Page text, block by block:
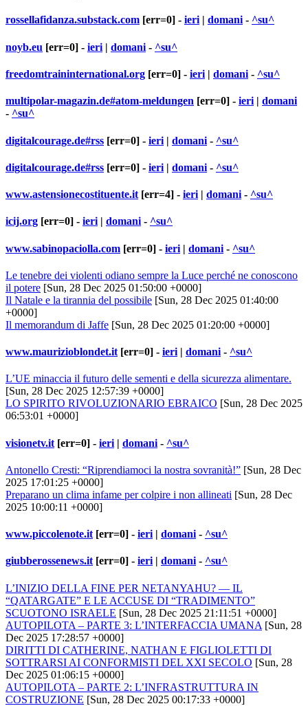
rossellafidanza.substack.com [err=0] - ieri| domani- ^su^
noyb.eu [err=0] - ieri | domani - ^su^
freedomtraininternational.org [err=0] - ieri | domani - ^su^
multipolar-magazin.de#atom-meldungen [err=0] - ieri | domani
- ^su^
digitalcourage.de#rss [err=0] - ieri | domani - ^su^
digitalcourage.de#rss [err=0] - ieri | domani - ^su^
www.astensionecostituente.it [err=4] - ieri | domani - ^su^
icij.org [err=0] - ieri | domani - ^su^
www.sabinopaciolla.com [err=0] - ieri | domani - ^su^
Le tenebre dei violenti odiano sempre la Luce perché ne conoscono
il potere [Sun, 28 Dec 2025 01:50:00 +0000]
Il Natale e la tirannia del possibile [Sun, 28 Dec 2025 01:40:00
+0000]
Il memorandum di Jaffe [Sun, 28 Dec 2025 01:20:00 +0000]
www.maurizioblondet.it [err=0] - ieri | domani - ^su^
L’UE minaccia il futuro delle sementi e della sicurezza alimentare.
[Sun, 28 Dec 2025 12:57:39 +0000]
LO SPIRITO RIVOLUZIONARIO EBRAICO [Sun, 28 Dec 2025
06:53:01 +0000]
visionetv.it [err=0] - ieri | domani - ^su^
Antonello Cresti: “Riprendiamoci la nostra sovranità!” [Sun, 28 Dec
2025 17:01:25 +0000]
Preparano un clima infame per colpire i non allineati [Sun, 28 Dec
2025 10:00:11 +0000]
www.piccolenote.it [err=0] - ieri | domani - ^su^
giubberossenews.it[err=0] - ieri| domani- ^su^
L’INIZIO DELLA FINE PER NETANYAHU? — IL
“QATARGATE” E LE ACCUSE DI “TRADIMENTO”
SCUOTONO ISRAELE [Sun, 28 Dec 2025 21:11:51 +0000]
AUTOPILOTA – PARTE 3: L’INTERFACCIA UMANA [Sun, 28
Dec 2025 17:28:57 +0000]
DIRITTI DI CATHERINE, NATHAN E FIGLIOLETTI DI
SOTTRARSI AI CONFORMISTI DEL XXI SECOLO [Sun, 28
Dec 2025 01:06:15 +0000]
AUTOPILOTA – PARTE 2: L’INFRASTRUTTURA IN
COSTRUZIONE [Sun, 28 Dec 2025 00:17:33 +0000]